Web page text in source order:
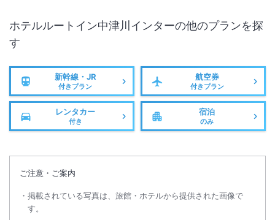
の料金は現地支払いとなります。
ホテルルートイン中津川インターの他のプランを探
す
新幹線・JR
付きプラン
航空券
付きプラン
レンタカー
付き
宿泊
のみ
ご注意・ご案内
掲載されている写真は、旅館・ホテルから提供された画像で
す。